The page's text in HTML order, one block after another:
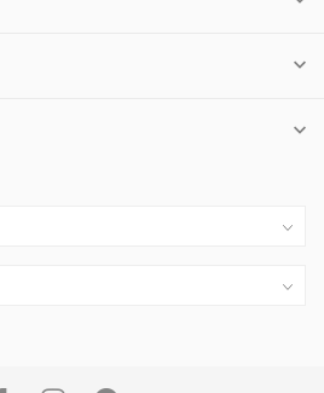
ACTIES EN NIEUWS.